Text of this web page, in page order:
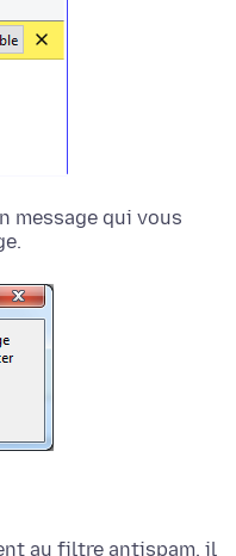
message qui vous
au filtre antispam, il